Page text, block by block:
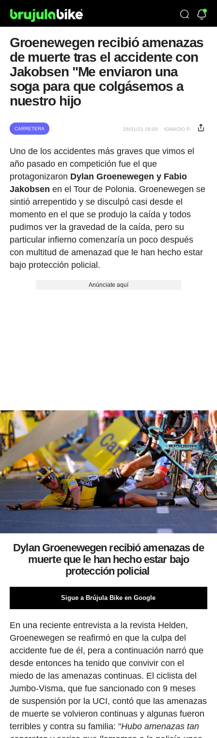
Groenewegen recibió amenazas
de muerte tras el accidente con
Jakobsen "Me enviaron una
soga para que colgásemos a
nuestro hijo
CARRETERA 26/01/21 18:00 IGNACIO P.
Uno de los accidentes más graves que vimos el
año pasado en competición fue el que
protagonizaron Dylan Groenewegen y Fabio
Jakobsen en el Tour de Polonia. Groenewegen se
sintió arrepentido y se disculpó casi desde el
momento en el que se produjo la caída y todos
pudimos ver la gravedad de la caída, pero su
particular infierno comenzaría un poco después
con multitud de amenazad que le han hecho estar
bajo protección policial.
Anúnciate aquí
Dylan Groenewegen recibió amenazas de
muerte que le han hecho estar bajo
protección policial
Sigue a Brújula Bike en Google
En una reciente entrevista a la revista Helden,
Groenewegen se reafirmó en que la culpa del
accidente fue de él, pera a continuación narró que
desde entonces ha tenido que convivir con el
miedo de las amenazas continuas. El ciclista del
Jumbo-Visma, que fue sancionado con 9 meses
de suspensión por la UCI, contó que las amenazas
de muerte se volvieron continuas y algunas fueron
terribles y contra su familia: "Hubo amenazas tan